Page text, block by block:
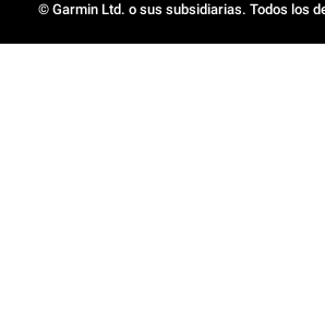
© Garmin Ltd. o sus subsidiarias. Todos los